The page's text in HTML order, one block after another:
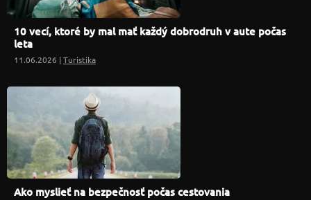
10 vecí, ktoré by mal mať každý dobrodruh v aute počas
leta
11.06.2026 |Turistika
Ako myslieť na bezpečnosť počas cestovania